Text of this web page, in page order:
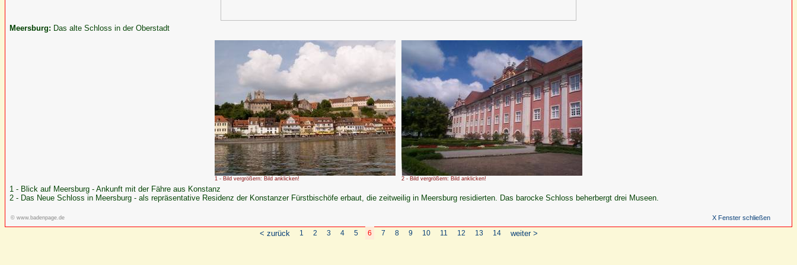
Meersburg: Das alte Schloss in der Oberstadt
1 - Bild vergrößern: Bild anklicken! 2 - Bild vergrößern: Bild anklicken!
1 - Blick auf Meersburg - Ankunft mit der Fähre aus Konstanz
2 - Das Neue Schloss in Meersburg - als repräsentative Residenz der Konstanzer Fürstbischöfe erbaut, die zeitweilig in Meersburg residierten. Das barocke Schloss beherbergt drei Museen.
© www.badenpage.de X Fenster schließen
< zurück 1 2 3 4 5 6 7 8 9 10 11 12 13 14 weiter >